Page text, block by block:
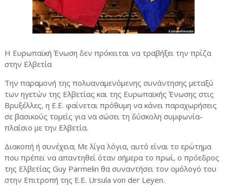
Η Ευρωπαϊκή Ένωση δεν πρόκειται να τραβήξει την πρίζα
στην Ελβετία
Την παραμονή της πολυαναμενόμενης συνάντησης μεταξύ
των ηγετών της Ελβετίας και της Ευρωπαϊκής Ένωσης στις
Βρυξέλλες, η Ε.Ε. φαίνεται πρόθυμη να κάνει παραχωρήσεις
σε βασικούς τομείς για να σώσει τη δύσκολη συμφωνία-
πλαίσιο με την Ελβετία.
Διακοπή ή συνέχεια; Με λίγα λόγια, αυτό είναι το ερώτημα
που πρέπει να απαντηθεί όταν σήμερα το πρωί, ο πρόεδρος
της Ελβετίας Guy Parmelin θα συναντήσει τον ομόλογό του
στην Επιτροπή της Ε.Ε. Ursula von der Leyen.